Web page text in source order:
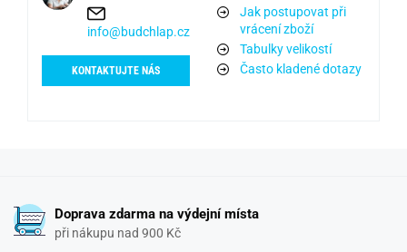
info@budchlap.cz
KONTAKTUJTE NÁS
Jak postupovat při
vrácení zboží
Tabulky velikostí
Často kladené dotazy
Doprava zdarma na výdejní místa
při nákupu nad 900 Kč